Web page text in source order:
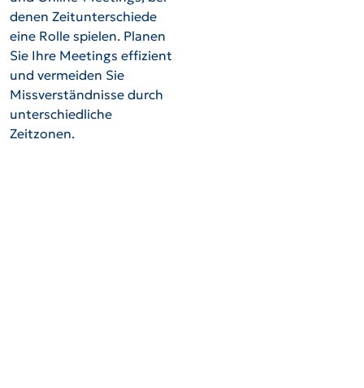
denen Zeitunterschiede
eine Rolle spielen. Planen
Sie Ihre Meetings effizient
und vermeiden Sie
Missverständnisse durch
unterschiedliche
Zeitzonen.